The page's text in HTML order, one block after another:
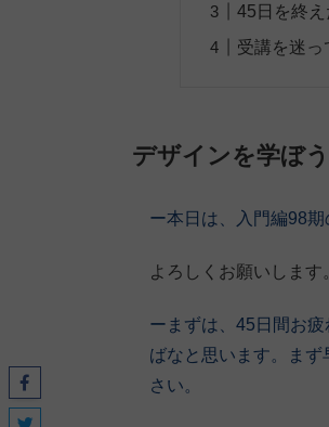
45日を終
受講を迷っ
デザインを学ぼ
ー本日は、入門編98
よろしくお願いします
ーまずは、45日間お
ばなと思います。ま
さい。